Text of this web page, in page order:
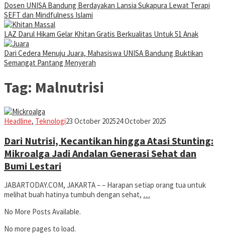
Dosen UNISA Bandung Berdayakan Lansia Sukapura Lewat Terapi
SEFT dan Mindfulness Islami
LAZ Darul Hikam Gelar Khitan Gratis Berkualitas Untuk 51 Anak
Dari Cedera Menuju Juara, Mahasiswa UNISA Bandung Buktikan
Semangat Pantang Menyerah
Tag: Malnutrisi
Headline, TeknologiIman
23 October 202524 October 2025
Dari Nutrisi, Kecantikan hingga Atasi Stunting:
Mikroalga Jadi Andalan Generasi Sehat dan
Bumi Lestari
JABARTODAY.COM, JAKARTA – – Harapan setiap orang tua untuk
melihat buah hatinya tumbuh dengan sehat, …
No More Posts Available.
No more pages to load.